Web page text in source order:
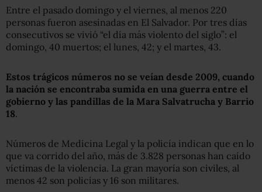
Entre el pasado domingo y el viernes, al menos 220
personas fueron asesinadas en El Salvador. Por tres días
consecutivos se vivió “el día más violento del siglo”: el
domingo, 40 muertos; el lunes, 42; y el martes, 43.
Estos trágicos números no se veían desde 2009, cuando
la nación se encontraba sumida en una guerra entre el
gobierno y las pandillas de la Mara Salvatrucha y Barrio
18.
Números de Medicina Legal y la policía indican que en lo
que va corrido del año, más de 3.828 personas han caído
víctimas de la violencia. La gran mayoría son civiles, al
menos 42 son policías y 16 son militares.